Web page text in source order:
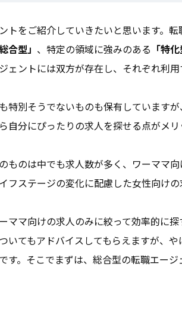
トをご紹介していきたいと思います。
合型」 、特定の領域に強みのある 「特化
ェントには双方が存在し、それぞれ利用
特別そうでないものも保有しています
自分にぴったりの求人を探せる点がメリ
ものは中でも求人数が多く、ワーママ
フステージの変化に配慮した女性向けの
ママ向けの求人のみに絞って効率的に
いてもアドバイスしてもらえますが、
す。そこでまずは、総合型の転職エー